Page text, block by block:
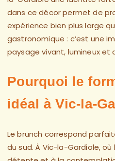
dans ce décor permet de
expérience bien plus large
gastronomique : c’est une
paysage vivant, lumineux et
Pourquoi le
idéal à Vic-la-
Le brunch correspond
du sud. À Vic-la-Gardiole,